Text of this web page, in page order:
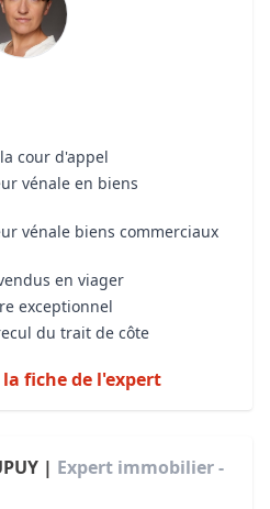
cour d'appel
vénale en biens
vénale biens commerciaux
en viager
exceptionnel
du trait de côte
fiche de l'expert
| Expert immobilier -